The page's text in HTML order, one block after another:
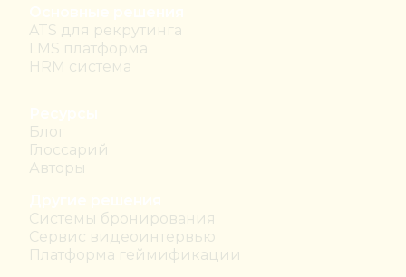
ATS для рекрутинга
LMS платформа
HRM система
Блог
Глоссарий
Авторы
Системы бронирования
Сервис видеоинтервью
Платформа геймификации